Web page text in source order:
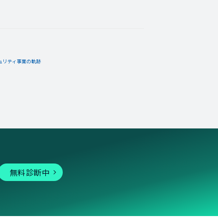
リティ事業の軌跡
無料診断中